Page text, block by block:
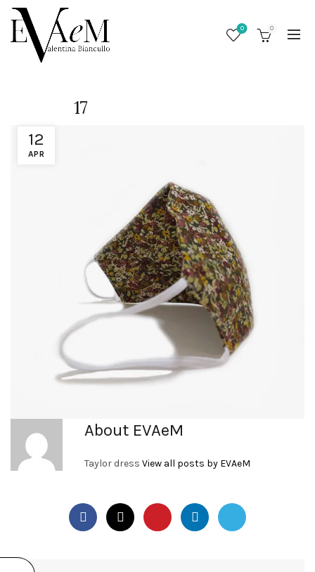
0 0
12
APR
17
About EVAeM
Taylor dress View all posts by EVAeM